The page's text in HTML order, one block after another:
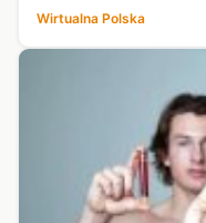
Wirtualna Polska